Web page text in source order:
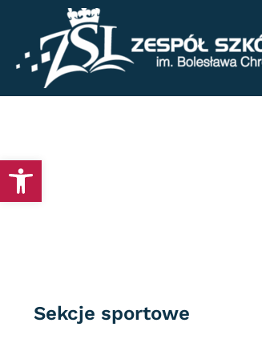
Otwórz pasek narzędzi
Category
Sekcje sportowe